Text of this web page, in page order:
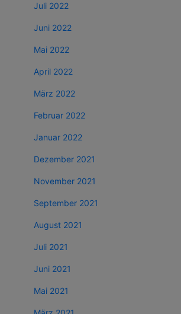
Juli 2022
Juni 2022
Mai 2022
April 2022
März 2022
Februar 2022
Januar 2022
Dezember 2021
November 2021
September 2021
August 2021
Juli 2021
Juni 2021
Mai 2021